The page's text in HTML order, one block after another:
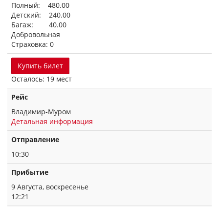
Полный: 480.00
Детский: 240.00
Багаж: 40.00
Добровольная
Страховка: 0
Купить билет
Осталось: 19 мест
Рейс
Владимир-Муром
Детальная информация
Отправление
10:30
Прибытие
9 Августа, воскресенье
12:21